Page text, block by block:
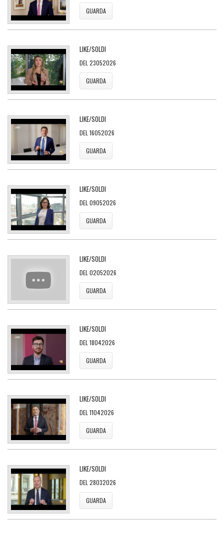
GUARDA
LIKE/SOLDI
DEL 23052026
GUARDA
LIKE/SOLDI
DEL 16052026
GUARDA
LIKE/SOLDI
DEL 09052026
GUARDA
LIKE/SOLDI
DEL 02052026
GUARDA
LIKE/SOLDI
DEL 18042026
GUARDA
LIKE/SOLDI
DEL 11042026
GUARDA
LIKE/SOLDI
DEL 28032026
GUARDA